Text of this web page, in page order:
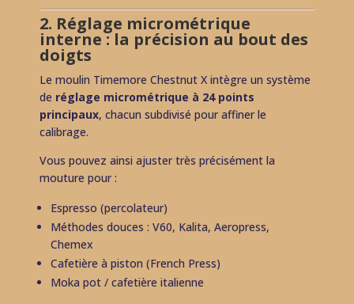
2. Réglage micrométrique
interne : la précision au bout des
doigts
Le moulin Timemore Chestnut X intègre un système
de réglage micrométrique à 24 points
principaux, chacun subdivisé pour affiner le
calibrage.
Vous pouvez ainsi ajuster très précisément la
mouture pour :
Espresso (percolateur)
Méthodes douces : V60, Kalita, Aeropress,
Chemex
Cafetière à piston (French Press)
Moka pot / cafetière italienne